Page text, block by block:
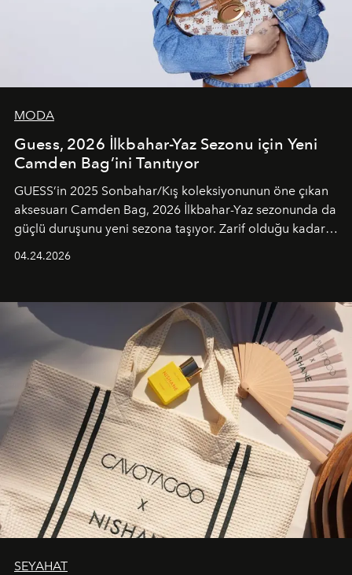
MODA
Guess, 2026 İlkbahar-Yaz Sezonu için Yeni
Camden Bag’ini Tanıtıyor
GUESS’in 2025 Sonbahar/Kış koleksiyonunun öne çıkan
aksesuarı Camden Bag, 2026 İlkbahar-Yaz sezonunda da
güçlü duruşunu yeni sezona taşıyor. Zarif olduğu kadar
04.24.2026
SEYAHAT